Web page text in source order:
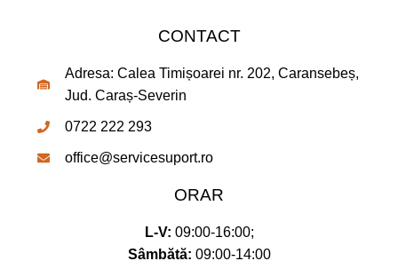
CONTACT
Adresa: Calea Timișoarei nr. 202, Caransebeș,
Jud. Caraș-Severin
0722 222 293
office@servicesuport.ro
ORAR
L-V: 09:00-16:00;
Sâmbătă: 09:00-14:00